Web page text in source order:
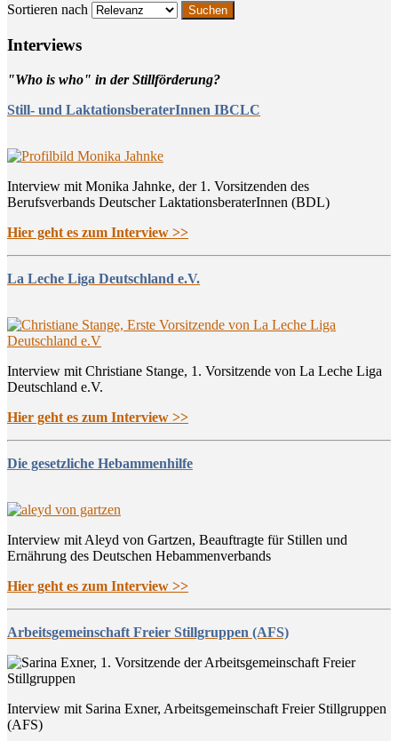
Sortieren nach
Inter­views
"Who is who" in der Stillförderung?
Still- und LaktationsberaterInnen IBCLC
Interview mit Monika Jahnke, der 1. Vorsitzenden des
Berufsverbands Deutscher LaktationsberaterInnen (BDL)
Hier geht es zum Interview >>
La Leche Liga Deutschland e.V.
Interview mit Christiane Stange, 1. Vorsitzende von La Leche Liga
Deutschland e.V.
Hier geht es zum Interview >>
Die gesetzliche Hebammenhilfe
Interview mit Aleyd von Gartzen, Beauftragte für Stillen und
Ernährung des Deutschen Hebammenverbands
Hier geht es zum Interview >>
Arbeitsgemeinschaft Freier Stillgruppen (AFS)
Interview mit Sarina Exner, Arbeitsgemeinschaft Freier Stillgruppen
(AFS)